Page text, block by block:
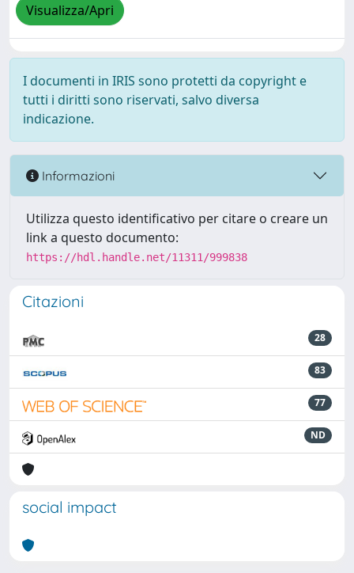
Visualizza/Apri
I documenti in IRIS sono protetti da copyright e
tutti i diritti sono riservati, salvo diversa
indicazione.
Informazioni
Utilizza questo identificativo per citare o creare un
link a questo documento:
https://hdl.handle.net/11311/999838
Citazioni
28
83
77
ND
social impact